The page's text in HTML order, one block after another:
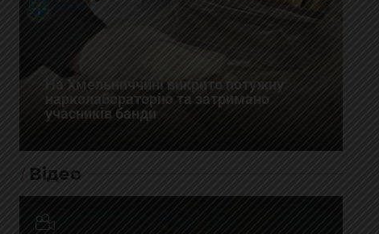
На Хмельниччині викрито потужну
нарколабораторію та затримано
учасників банди
Відео